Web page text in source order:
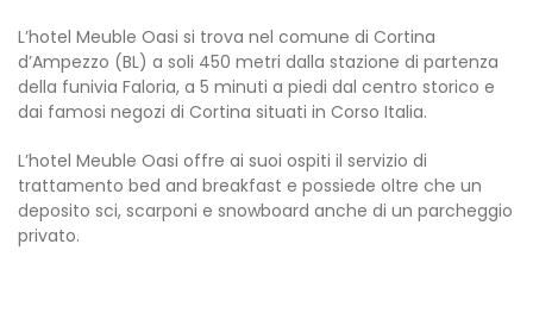
L’hotel Meuble Oasi si trova nel comune di Cortina
dʼAmpezzo (BL) a soli 450 metri dalla stazione di partenza
della funivia Faloria, a 5 minuti a piedi dal centro storico e
dai famosi negozi di Cortina situati in Corso Italia.
L’hotel Meuble Oasi offre ai suoi ospiti il servizio di
trattamento bed and breakfast e possiede oltre che un
deposito sci, scarponi e snowboard anche di un parcheggio
privato.